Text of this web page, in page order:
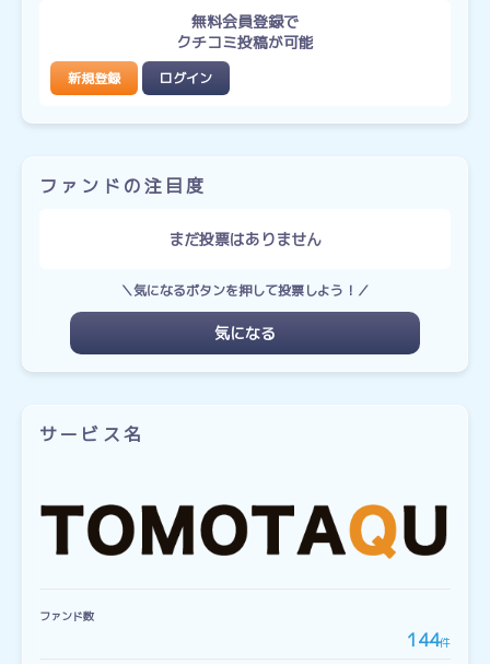
無料会員登録で
クチコミ投稿が可能
新規登録 ログイン
ファンドの注目度
まだ投票はありません
＼気になるボタンを押して投票しよう！／
気になる
サービス名
ファンド数
144件